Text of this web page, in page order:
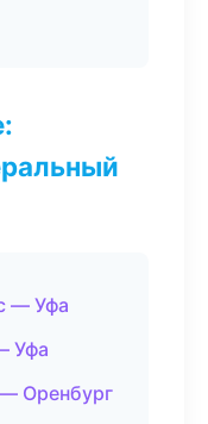
— Уфа
Уфа
Оренбург